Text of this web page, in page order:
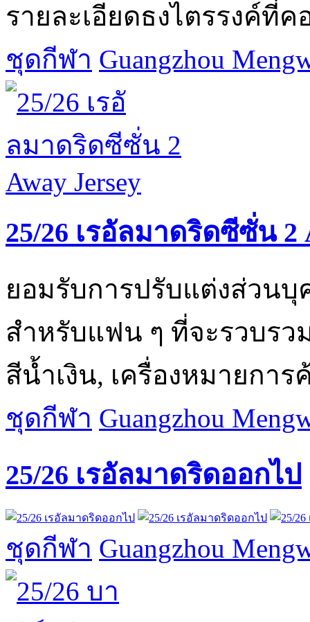
รายละเอียดธงไตรรงค์ที่
ชุดกีฬา Guangzhou
25/26 เรอัลมาดริดซีซั่น 2
ยอมรับการปรับแต่งส่วน
สำหรับแฟน ๆ ที่จะรวบรว
สีน้ำเงิน, เครื่องหมายกา
ชุดกีฬา Guangzhou
25/26 เรอัลมาดริดออกไป
ชุดกีฬา Guangzhou